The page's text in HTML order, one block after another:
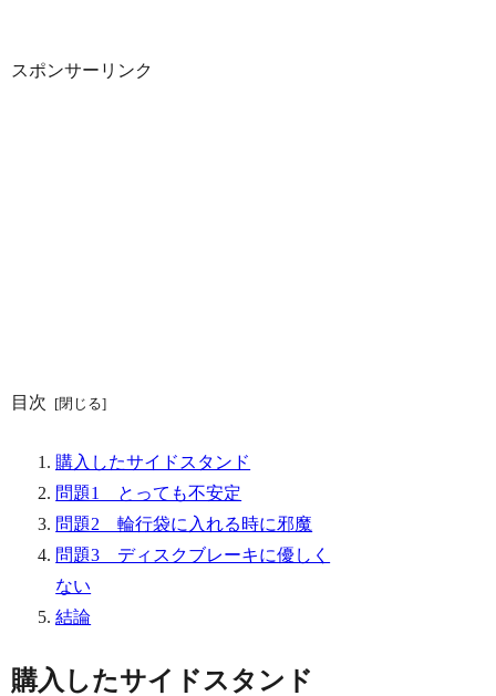
スポンサーリンク
目次
購入したサイドスタンド
問題1 とっても不安定
問題2 輪行袋に入れる時に邪魔
問題3 ディスクブレーキに優しく
ない
結論
購入したサイドスタンド